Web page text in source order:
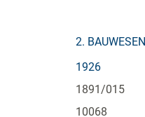
2. BAUWESEN
1926
1891/015
10068